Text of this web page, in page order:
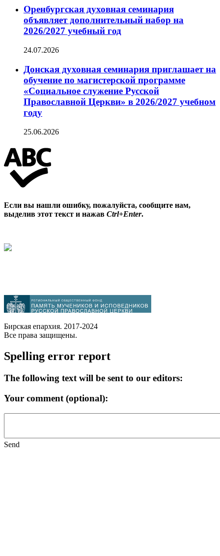
Оренбургская духовная семинария
объявляет дополнительный набор на
2026/2027 учебный год
24.07.2026
Донская духовная семинария приглашает на
обучение по магистерской программе
«Социальное служение Русской
Православной Церкви» в 2026/2027 учебном
году
25.06.2026
Если вы нашли ошибку, пожалуйста, сообщите нам,
выделив этот текст и нажав Ctrl+Enter.
Бирская епархия. 2017-2024
Все права защищены.
Spelling error report
The following text will be sent to our editors:
Your comment (optional):
Send